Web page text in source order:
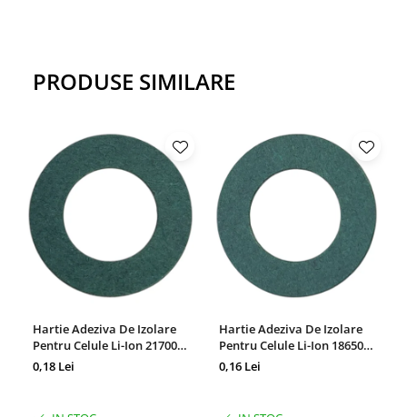
PRODUSE SIMILARE
Hartie Adeziva De Izolare
Pentru Celule Li-Ion 21700,
Set 100 Bucati
0,18 Lei
Hartie Adeziva De Izolare
Pentru Celule Li-Ion 18650,
Set 100 Bucati
0,16 Lei